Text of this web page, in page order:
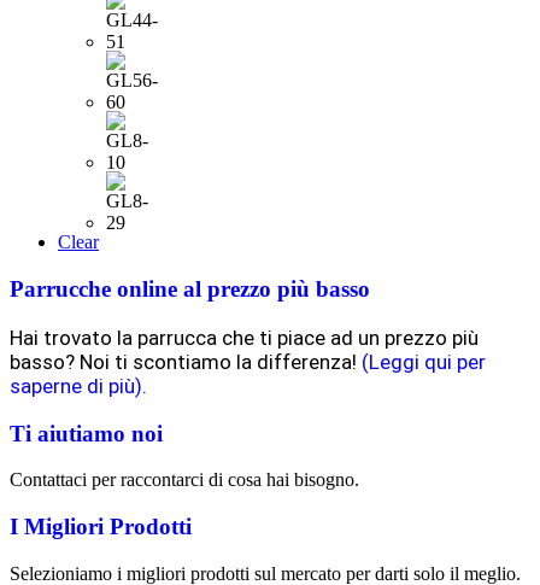
Clear
Parrucche online al prezzo più basso
Hai trovato la parrucca che ti piace ad un prezzo più
basso? Noi ti scontiamo la differenza! (Leggi qui per
saperne di più).
Ti aiutiamo noi
Contattaci per raccontarci di cosa hai bisogno.
I Migliori Prodotti
Selezioniamo i migliori prodotti sul mercato per darti solo il meglio.